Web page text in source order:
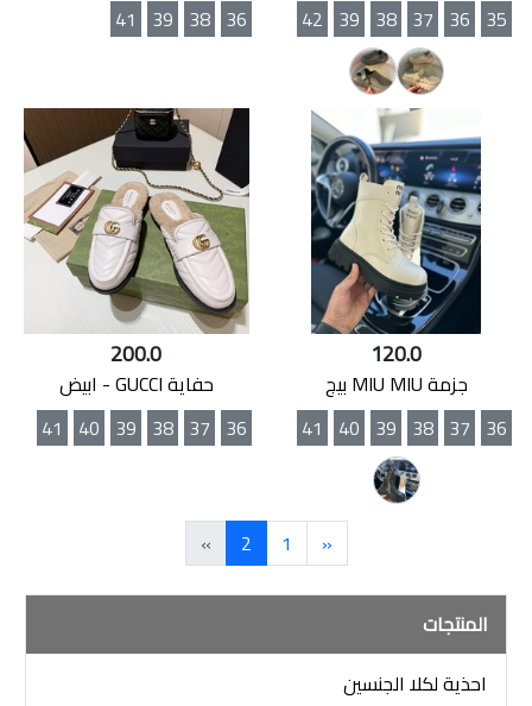
35
36
37
38
39
42
36
38
39
41
120.0
جزمة MIU MIU بيج
36
37
38
39
40
41
200.0
حفاية GUCCI - ابيض
36
37
38
39
40
41
«
1
2
»
المنتجات
احذية لكلا الجنسين